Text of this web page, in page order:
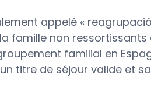
appelé «
non ressortissants
familial en
titre de séjour valide